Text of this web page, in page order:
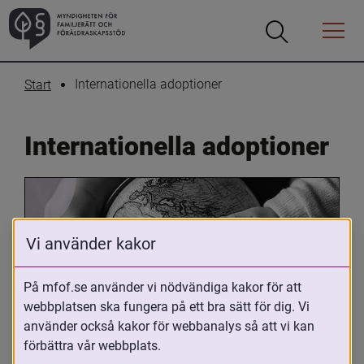
Öppna
Öppna
Menyn
Start Internationella adoptioner
Internationella adoptioner
Oavsett om du är adopterad,
adoptivförälder eller arbetar med
Vi använder kakor
På mfof.se använder vi nödvändiga kakor för att
webbplatsen ska fungera på ett bra sätt för dig. Vi
använder också kakor för webbanalys så att vi kan
förbättra vår webbplats.